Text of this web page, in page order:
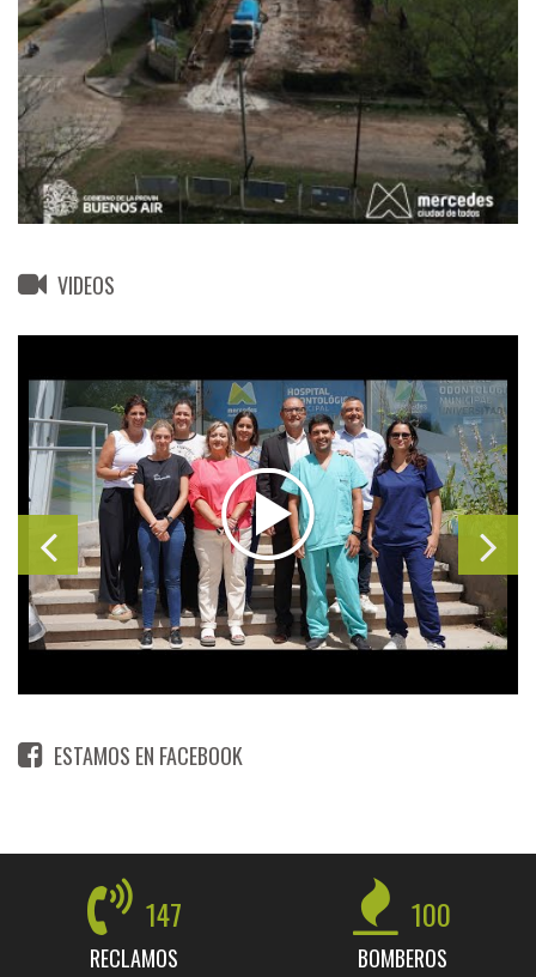
VIDEOS
ESTAMOS EN FACEBOOK
147
RECLAMOS
100
BOMBEROS